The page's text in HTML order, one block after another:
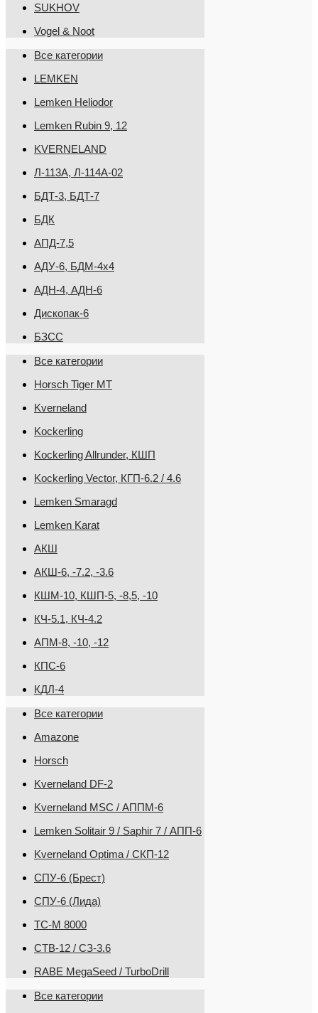
SUKHOV
Vogel & Noot
Все категории
LEMKEN
Lemken Heliodor
Lemken Rubin 9, 12
KVERNELAND
Л-113А, Л-114А-02
БДТ-3, БДТ-7
БДК
АПД-7,5
АДУ-6, БДМ-4х4
АДН-4, АДН-6
Дископак-6
БЗСС
Все категории
Horsch Tiger MT
Kverneland
Kockerling
Kockerling Allrunder, КШП
Kockerling Vector, КГП-6.2 / 4.6
Lemken Smaragd
Lemken Karat
АКШ
АКШ-6, -7.2, -3.6
КШМ-10, КШП-5, -8,5, -10
КЧ-5.1, КЧ-4.2
АПМ-8, -10, -12
КПС-6
КДЛ-4
Все категории
Amazone
Horsch
Kverneland DF-2
Kverneland MSC / АППМ-6
Lemken Solitair 9 / Saphir 7 / АПП-6
Kverneland Optima / СКП-12
СПУ-6 (Брест)
СПУ-6 (Лида)
ТС-М 8000
CТВ-12 / СЗ-3.6
RABE MegaSeed / TurboDrill
Все категории